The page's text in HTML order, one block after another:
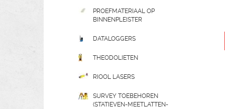
PROEFMATERIAAL OP
BINNENPLEISTER
DATALOGGERS
THEODOLIETEN
RIOOL LASERS
SURVEY TOEBEHOREN
(STATIEVEN-MEETLATTEN-